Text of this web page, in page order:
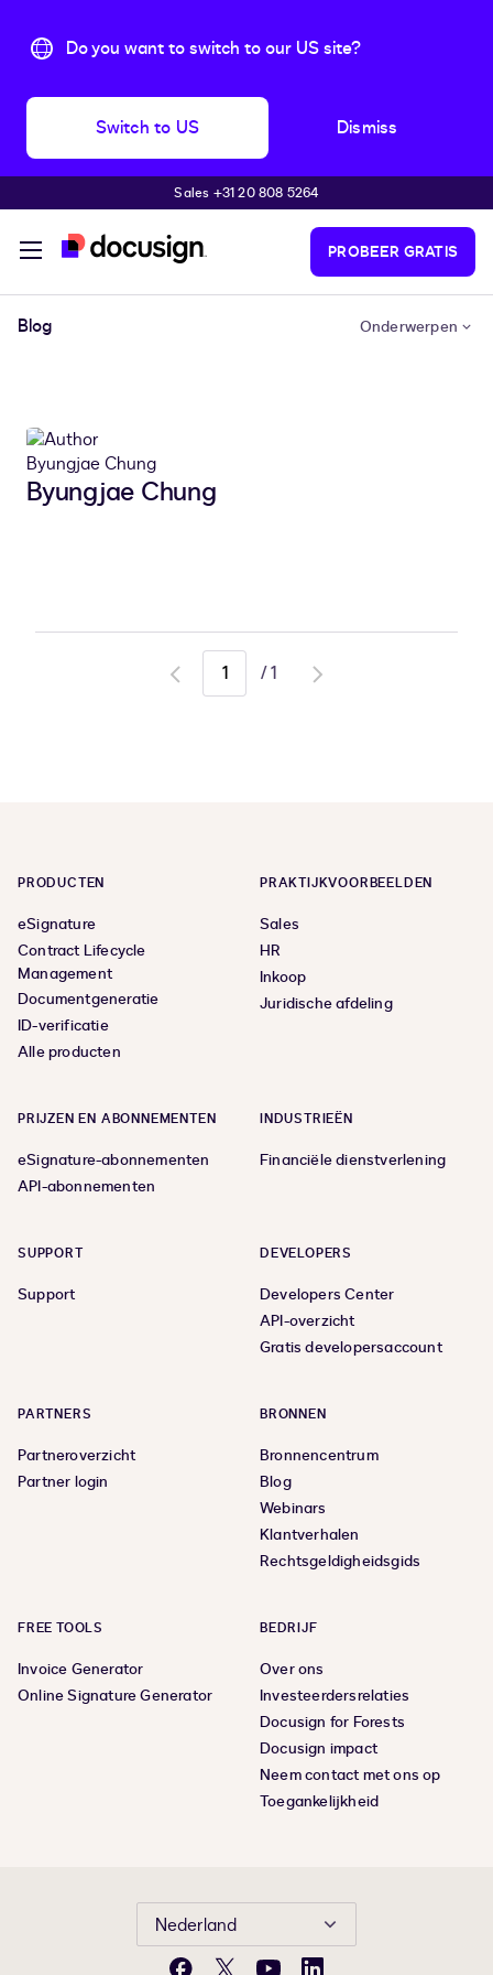
Do you want to switch to our US site?
Switch to US Dismiss
Pular para o conteúdo principal
Sales +31 20 808 5264
PROBEER GRATIS
Blog Onderwerpen
Byungjae Chung
Go
/1
Go
PRODUCTEN
eSignature
Contract Lifecycle
Management
Documentgeneratie
ID-verificatie
Alle producten
PRAKTIJKVOORBEELDEN
Sales
HR
Inkoop
Juridische afdeling
PRIJZEN EN ABONNEMENTEN
eSignature-abonnementen
API-abonnementen
INDUSTRIEËN
Financiële dienstverlening
SUPPORT
Support
DEVELOPERS
Developers Center
API-overzicht
Gratis developersaccount
PARTNERS
Partneroverzicht
Partner login
BRONNEN
Bronnencentrum
Blog
Webinars
Klantverhalen
Rechtsgeldigheidsgids
FREE TOOLS
Invoice Generator
Online Signature Generator
BEDRIJF
Over ons
Investeerdersrelaties
Docusign for Forests
Docusign impact
Neem contact met ons op
Toegankelijkheid
Nederland